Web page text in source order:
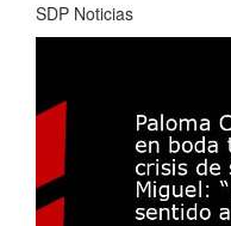
SDP Noticias